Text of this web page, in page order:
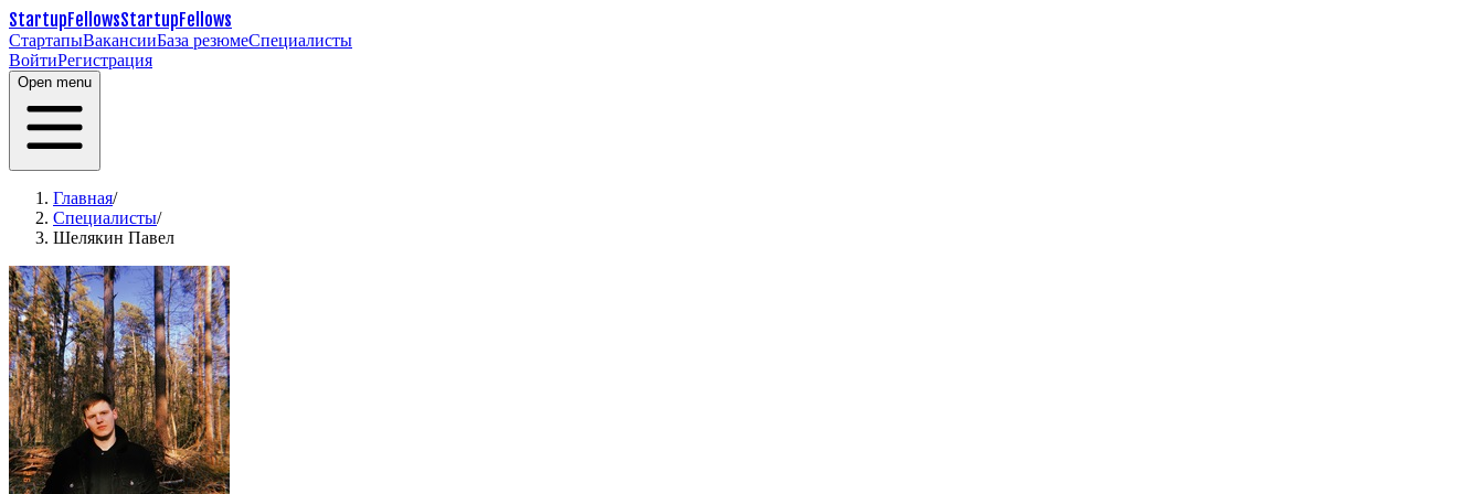
StartupFellowsStartupFellows
СтартапыВакансииБаза резюмеСпециалисты
ВойтиРегистрация
Open menu
Главная/
Специалисты/
Шелякин Павел